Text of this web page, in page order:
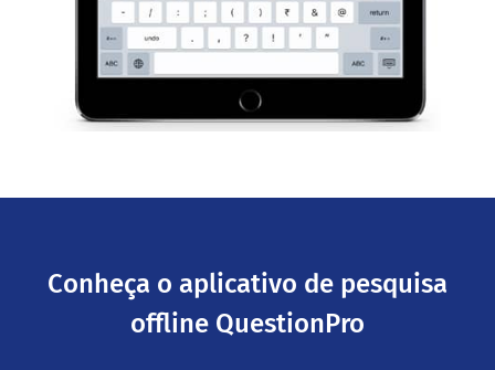
Conheça o aplicativo de pesquisa
offline QuestionPro